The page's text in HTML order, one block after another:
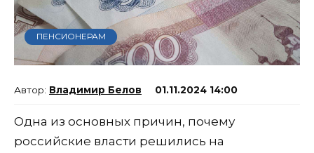
ПЕНСИОНЕРАМ
Владимир Белов 01.11.2024 14:00
Одна из основных причин, почему
российские власти решились на